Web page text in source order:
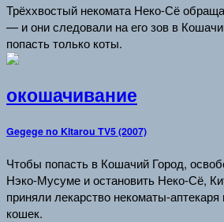
Трёххвостый некомата Неко-Сё
— и они следовали на его зов в
попасть только коты.
окошачивание
Gegege no Kitarou TV5 (2007)
Чтобы попасть в Кошачий Город,
Нэко-Мусуме и остановить Неко-Сё,
приняли лекарство некоматы-
кошек.